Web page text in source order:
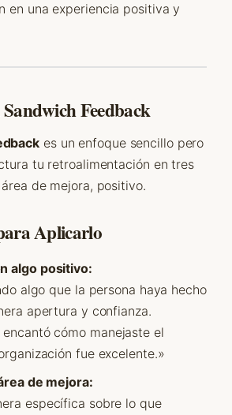
en una experiencia positiva y
Feedback
es un enfoque sencillo pero
tu retroalimentación en tres
de mejora, positivo.
Aplicarlo
algo positivo:
algo que la persona haya hecho
apertura y confianza.
encantó cómo manejaste el
fue excelente.»
de mejora:
específica sobre lo que